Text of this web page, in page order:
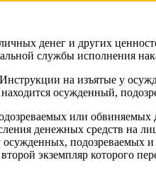
денег и других
службы исполнения
на изъятые у
находится осужденный,
или обвиняемых
денежных средств на
подозреваемых
второй экземпляр которого